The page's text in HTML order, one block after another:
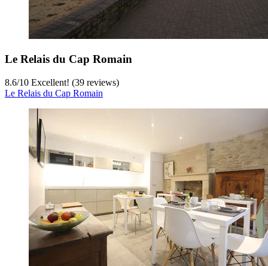
Le Relais du Cap Romain
8.6/10 Excellent! (39 reviews)
Le Relais du Cap Romain